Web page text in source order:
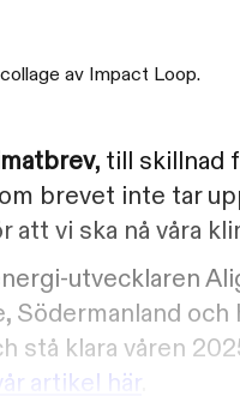
av Impact Loop.
, till skillnad
brevet inte tar
vi ska nå våra
utvecklaren
Södermanland
stå klara våren
artikel här